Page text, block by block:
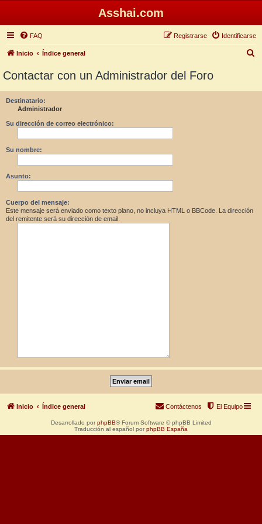
Asshai.com
FAQ Identificarse
Registrarse
Inicio Índice general
Contactar con un Administrador del Foro
Destinatario:
Administrador
Su dirección de correo electrónico:
Su nombre:
Asunto:
Cuerpo del mensaje:
Este mensaje será enviado como texto plano, no incluya HTML o BBCode. La dirección
del remitente será su dirección de email.
Inicio Índice general El Equipo
Contáctenos
Desarrollado por phpBB® Forum Software © phpBB Limited
Traducción al español por phpBB España